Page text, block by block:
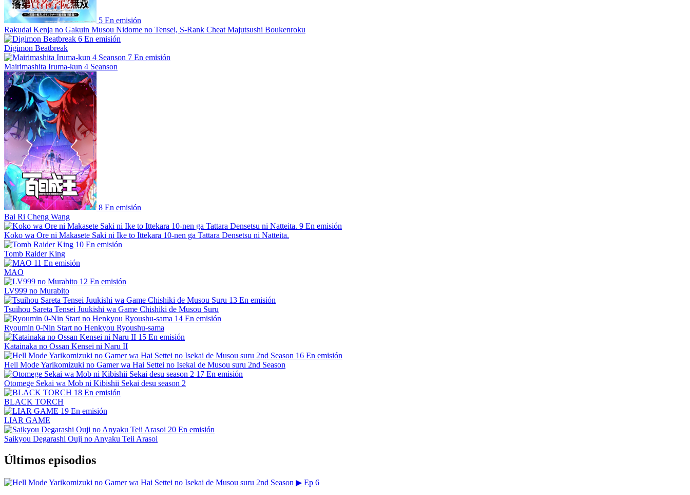
5 En emisión
Rakudai Kenja no Gakuin Musou Nidome no Tensei, S-Rank Cheat Majutsushi Boukenroku
6 En emisión
Digimon Beatbreak
7 En emisión
Mairimashita Iruma-kun 4 Seanson
8 En emisión
Bai Ri Cheng Wang
9 En emisión
Koko wa Ore ni Makasete Saki ni Ike to Ittekara 10-nen ga Tattara Densetsu ni Natteita.
10 En emisión
Tomb Raider King
11 En emisión
MAO
12 En emisión
LV999 no Murabito
13 En emisión
Tsuihou Sareta Tensei Juukishi wa Game Chishiki de Musou Suru
14 En emisión
Ryoumin 0-Nin Start no Henkyou Ryoushu-sama
15 En emisión
Katainaka no Ossan Kensei ni Naru II
16 En emisión
Hell Mode Yarikomizuki no Gamer wa Hai Settei no Isekai de Musou suru 2nd Season
17 En emisión
Otomege Sekai wa Mob ni Kibishii Sekai desu season 2
18 En emisión
BLACK TORCH
19 En emisión
LIAR GAME
20 En emisión
Saikyou Degarashi Ouji no Anyaku Teii Arasoi
Últimos episodios
▶ Ep 6